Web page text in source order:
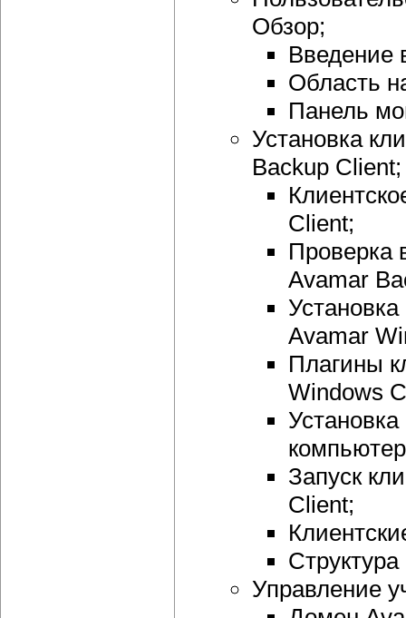
Обзор;
Введение
Область
Панель
Установка
Backup Client;
Client;
Проверка
Avamar
Avamar
Плагины
Windows
Запуск
Client;
Управление